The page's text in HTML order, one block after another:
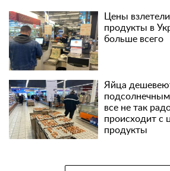
Цены
продукты в
больше всего
Яйца
все не так
происходит с
продукты